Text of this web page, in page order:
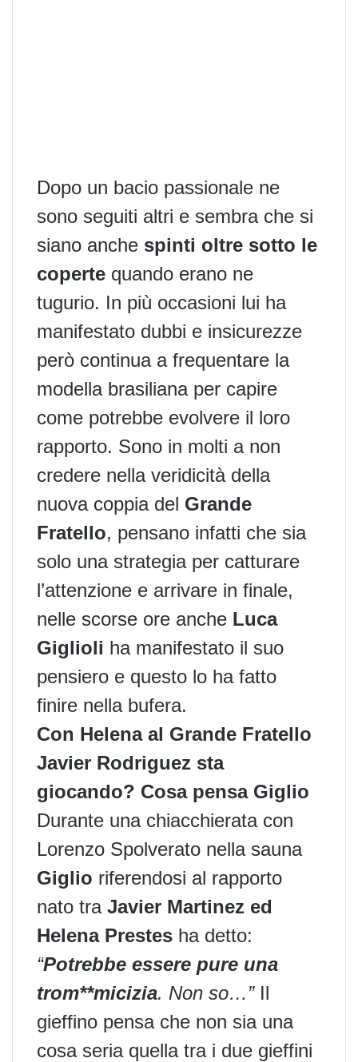
Dopo un bacio passionale ne
sono seguiti altri e sembra che si
siano anche spinti oltre sotto le
coperte quando erano ne
tugurio. In più occasioni lui ha
manifestato dubbi e insicurezze
però continua a frequentare la
modella brasiliana per capire
come potrebbe evolvere il loro
rapporto. Sono in molti a non
credere nella veridicità della
nuova coppia del Grande
Fratello, pensano infatti che sia
solo una strategia per catturare
l’attenzione e arrivare in finale,
nelle scorse ore anche Luca
Giglioli ha manifestato il suo
pensiero e questo lo ha fatto
finire nella bufera.
Con Helena al Grande Fratello
Javier Rodriguez sta
giocando? Cosa pensa Giglio
Durante una chiacchierata con
Lorenzo Spolverato nella sauna
Giglio riferendosi al rapporto
nato tra Javier Martinez ed
Helena Prestes ha detto:
“Potrebbe essere pure una
trom**micizia. Non so…”Il
gieffino pensa che non sia una
cosa seria quella tra i due gieffini